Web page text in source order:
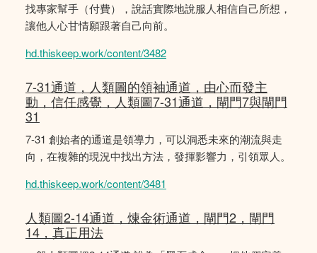
找專家幫手（付費），說話實際地說服人相信自己所想，
讓他人心甘情願跟著自己向前。
hd.thiskeep.work/content/3482
7-31通道，人類圖的領袖通道，由心而發主
動，信任感覺，人類圖7-31通道，閘門7與閘門
31
7-31 創始者的通道是領導力，可以洞悉未來的潮流與走
向，在複雜的現況中找出方法，發揮影響力，引領眾人。
hd.thiskeep.work/content/3481
人類圖2-14通道，煉金術通道，閘門2，閘門
14，真正用法